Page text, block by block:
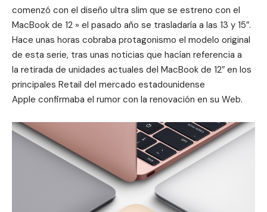
comenzó con el diseño ultra slim que se estreno con el
MacBook de 12 » el pasado año se trasladaría a las 13 y 15″.
Hace unas horas cobraba protagonismo el modelo original
de esta serie, tras unas noticias que hacían referencia a
la retirada de unidades actuales del MacBook de 12″ en los
principales Retail del mercado estadounidense
Apple confirmaba el rumor con la renovación en su Web.